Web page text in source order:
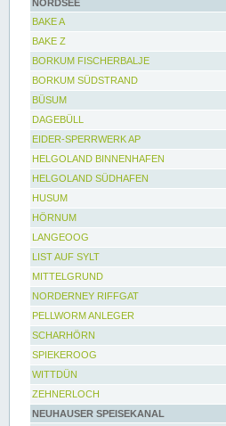
NORDSEE
BAKE A
BAKE Z
BORKUM FISCHERBALJE
BORKUM SÜDSTRAND
BÜSUM
DAGEBÜLL
EIDER-SPERRWERK AP
HELGOLAND BINNENHAFEN
HELGOLAND SÜDHAFEN
HUSUM
HÖRNUM
LANGEOOG
LIST AUF SYLT
MITTELGRUND
NORDERNEY RIFFGAT
PELLWORM ANLEGER
SCHARHÖRN
SPIEKEROOG
WITTDÜN
ZEHNERLOCH
NEUHAUSER SPEISEKANAL